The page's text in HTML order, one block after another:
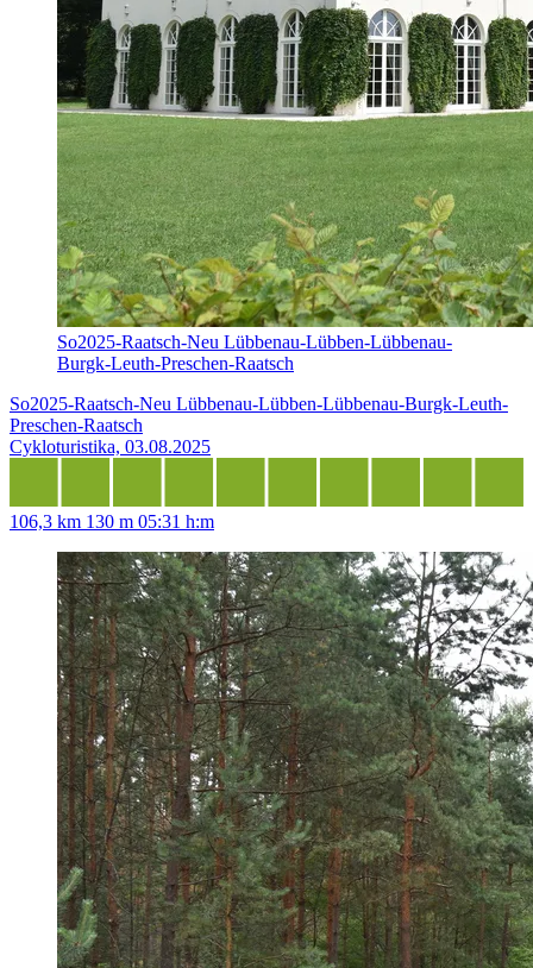
So2025-Raatsch-Neu Lübbenau-Lübben-Lübbenau-
Burgk-Leuth-Preschen-Raatsch
So2025-Raatsch-Neu Lübbenau-Lübben-Lübbenau-Burgk-Leuth-
Preschen-Raatsch
Cykloturistika, 03.08.2025
106,3 km 130 m 05:31 h:m